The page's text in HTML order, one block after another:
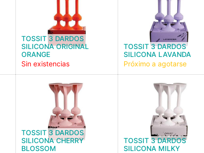
TOSSIT 3 DARDOS
SILICONA ORIGINAL
ORANGE
Sin existencias
TOSSIT 3 DARDOS
SILICONA LAVANDA
Próximo a agotarse
TOSSIT 3 DARDOS
SILICONA CHERRY
BLOSSOM
TOSSIT 3 DARDOS
SILICONA MILKY